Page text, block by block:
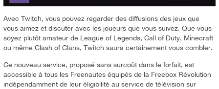
Avec Twitch, vous pouvez regarder des diffusions des jeux que
vous aimez et discuter avec les joueurs que vous suivez. Que vous
soyez plutôt amateur de League of Legends, Call of Duty, Minecraft
ou même Clash of Clans, Twitch saura certainement vous combler.
Ce nouveau service, proposé sans surcoût dans le forfait, est
accessible à tous les Freenautes équipés de la Freebox Révolution
indépendamment de leur éligibilité au service de télévision sur